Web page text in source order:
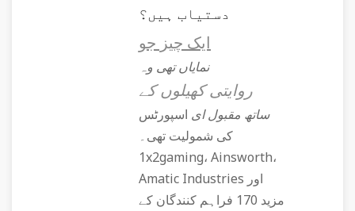
دستیاب ہیں؟
ایک چیز جو
نمایاں تھی وہ
روایتی کھیلوں کے
ساتھ مقبول ای اسپورٹس
کی شمولیت تھی۔
1x2gaming، Ainsworth،
Amatic Industries اور
مزید 170 فراہم کنندگان کے